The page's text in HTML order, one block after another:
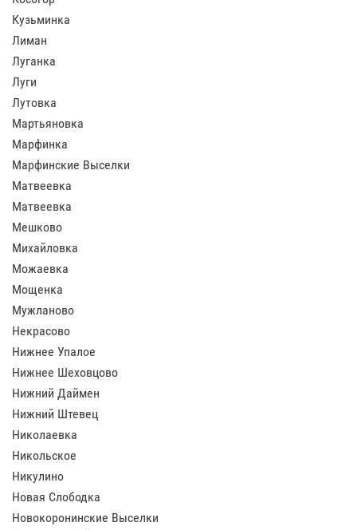
Кузьминка
Лиман
Луганка
Луги
Лутовка
Мартьяновка
Марфинка
Марфинские Выселки
Матвеевка
Матвеевка
Мешково
Михайловка
Можаевка
Мощенка
Мужланово
Некрасово
Нижнее Упалое
Нижнее Шеховцово
Нижний Даймен
Нижний Штевец
Николаевка
Никольское
Никулино
Новая Слободка
Новокоронинские Выселки